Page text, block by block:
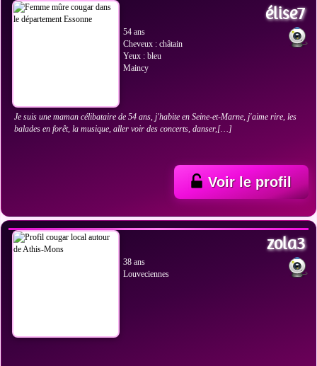
élise7
54 ans
Cheveux : châtain
Yeux : bleu
Maincy
Je suis une maman célibataire de 54 ans, j'habite en Seine-et-Marne, j'aime rire, les
balades en forêt, la musique, aller voir des concerts, danser,[…]
Voir le profil
zola3
38 ans
Louveciennes